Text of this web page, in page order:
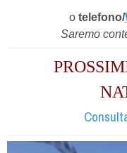
o telefono/
Saremo